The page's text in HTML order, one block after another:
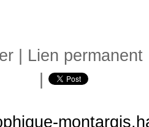
Lien permanent